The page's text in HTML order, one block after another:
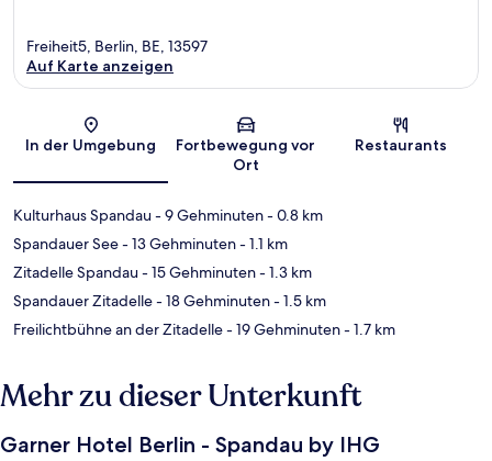
Karte
Freiheit5, Berlin, BE, 13597
Auf Karte anzeigen
In der Umgebung
Fortbewegung vor
Ort
Restaurants
Kulturhaus Spandau- 9 Gehminuten- 0.8 km
Spandauer See- 13 Gehminuten- 1.1 km
Zitadelle Spandau- 15 Gehminuten- 1.3 km
Spandauer Zitadelle- 18 Gehminuten- 1.5 km
Freilichtbühne an der Zitadelle- 19 Gehminuten- 1.7 km
Mehr zu dieser Unterkunft
Garner Hotel Berlin - Spandau by IHG